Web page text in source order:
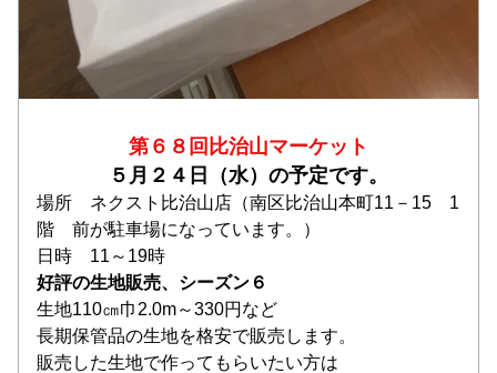
第６８回比治山マーケット
５月２４日（水）の予定です。
場所　ネクスト比治山店（南区比治山本町11－15　1
階　前が駐車場になっています。）
日時　11～19時
好評の生地販売、シーズン６
生地110㎝巾2.0m～330円など
長期保管品の生地を格安で販売します。
販売した生地で作ってもらいたい方は